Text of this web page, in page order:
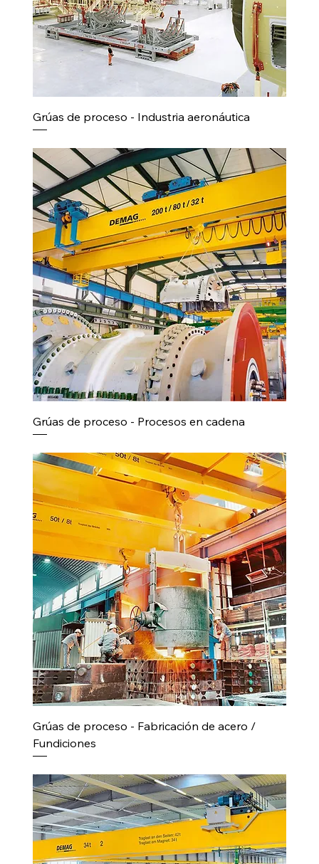
Grúas de proceso - Industria aeronáutica
Grúas de proceso - Procesos en cadena
Grúas de proceso - Fabricación de acero /
Fundiciones